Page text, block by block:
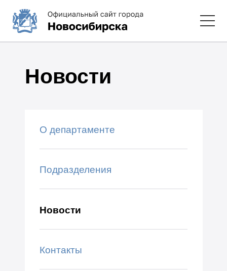
Новости
О департаменте
Подразделения
Новости
Контакты